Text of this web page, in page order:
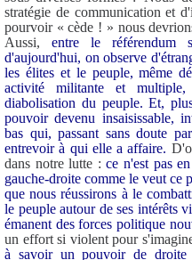
stratégie de communication et
pourvoir « cède ! » nous
Aussi, entre le référendum
d'aujourd'hui, on observe
les élites et le peuple, même
activité militante et
diabolisation du peuple. Et,
pouvoir devenu insaisissable,
bas qui, passant sans doute
entrevoir à qui elle a affaire.
dans notre lutte :ce n'est pas
gauche-droite comme le veut
que nous réussirons à le
le peuple autour de ses intérêts
émanent des forces politique
un effort si violent pour
à savoir un pouvoir de droite